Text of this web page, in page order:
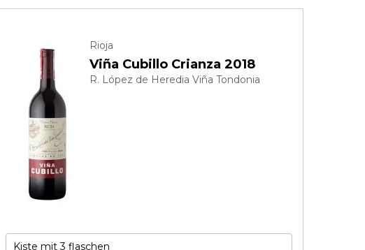
Rioja
Viña Cubillo Crianza 2018
R. López de Heredia Viña Tondonia